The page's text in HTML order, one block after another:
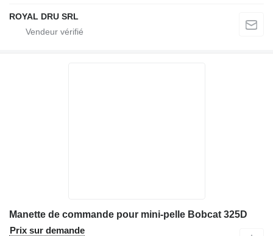
ROYAL DRU SRL
Manette de commande pour mini-pelle Bobcat 325D
Prix sur demande